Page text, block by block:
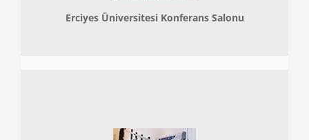
Erciyes Üniversitesi Konferans Salonu